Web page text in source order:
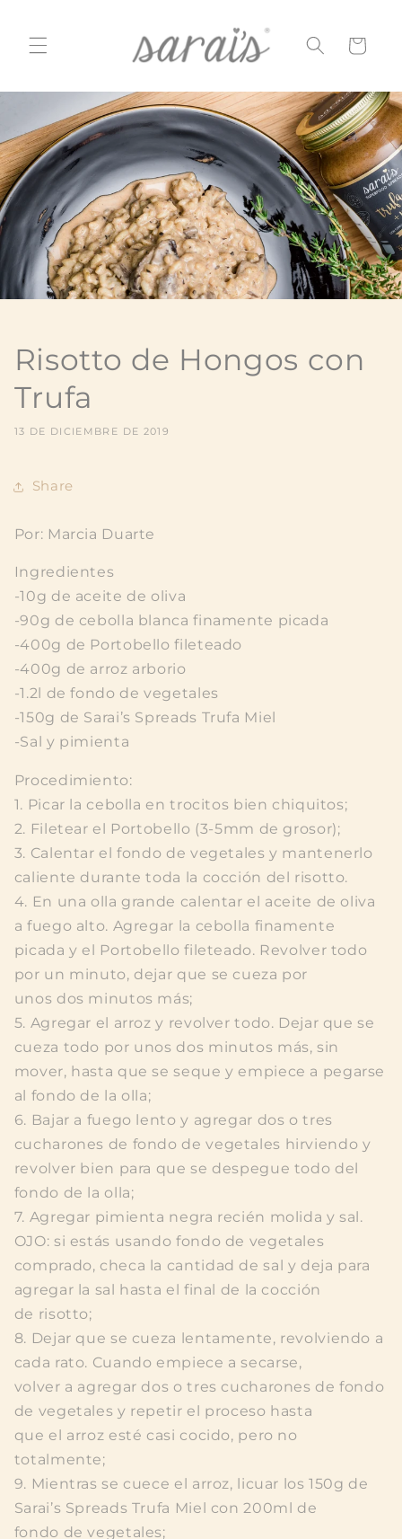
al contenido
Carrito
Risotto de Hongos con
Trufa
13 DE DICIEMBRE DE 2019
Share
Por: Marcia Duarte
Ingredientes
-10g de aceite de oliva
-90g de cebolla blanca finamente picada
-400g de Portobello fileteado
-400g de arroz arborio
-1.2l de fondo de vegetales
-150g de Sarai’s Spreads Trufa Miel
-Sal y pimienta
Procedimiento:
1. Picar la cebolla en trocitos bien chiquitos;
2. Filetear el Portobello (3-5mm de grosor);
3. Calentar el fondo de vegetales y mantenerlo
caliente durante toda la cocción del risotto.
4. En una olla grande calentar el aceite de oliva
a fuego alto. Agregar la cebolla finamente
picada y el Portobello fileteado. Revolver todo
por un minuto, dejar que se cueza por
unos dos minutos más;
5. Agregar el arroz y revolver todo. Dejar que se
cueza todo por unos dos minutos más, sin
mover, hasta que se seque y empiece a pegarse
al fondo de la olla;
6. Bajar a fuego lento y agregar dos o tres
cucharones de fondo de vegetales hirviendo y
revolver bien para que se despegue todo del
fondo de la olla;
7. Agregar pimienta negra recién molida y sal.
OJO: si estás usando fondo de vegetales
comprado, checa la cantidad de sal y deja para
agregar la sal hasta el final de la cocción
de risotto;
8. Dejar que se cueza lentamente, revolviendo a
cada rato. Cuando empiece a secarse,
volver a agregar dos o tres cucharones de fondo
de vegetales y repetir el proceso hasta
que el arroz esté casi cocido, pero no
totalmente;
9. Mientras se cuece el arroz, licuar los 150g de
Sarai’s Spreads Trufa Miel con 200ml de
fondo de vegetales;